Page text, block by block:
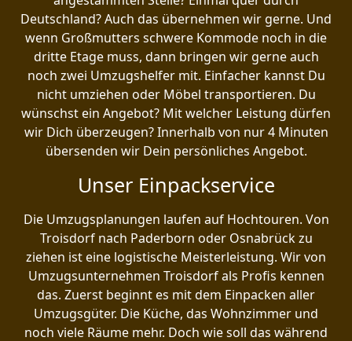
Deutschland? Auch das übernehmen wir gerne. Und
wenn Großmutters schwere Kommode noch in die
dritte Etage muss, dann bringen wir gerne auch
noch zwei Umzugshelfer mit. Einfacher kannst Du
nicht umziehen oder Möbel transportieren. Du
wünschst ein Angebot? Mit welcher Leistung dürfen
wir Dich überzeugen? Innerhalb von nur 4 Minuten
übersenden wir Dein persönliches Angebot.
Unser Einpackservice
Die Umzugsplanungen laufen auf Hochtouren. Von
Troisdorf nach Paderborn oder Osnabrück zu
ziehen ist eine logistische Meisterleistung. Wir von
Umzugsunternehmen Troisdorf als Profis kennen
das. Zuerst beginnt es mit dem Einpacken aller
Umzugsgüter. Die Küche, das Wohnzimmer und
noch viele Räume mehr. Doch wie soll das während